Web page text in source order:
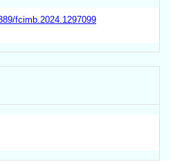
fcimb.2024.1297099